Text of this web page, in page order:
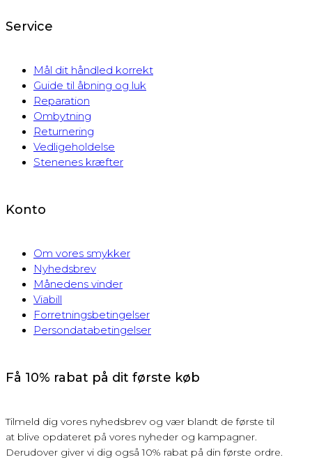
Service
Mål dit håndled korrekt
Guide til åbning og luk
Reparation
Ombytning
Returnering
Vedligeholdelse
Stenenes kræfter
Konto
Om vores smykker
Nyhedsbrev
Månedens vinder
Viabill
Forretningsbetingelser
Persondatabetingelser
Få 10% rabat på dit første køb
Tilmeld dig vores nyhedsbrev og vær blandt de første til
at blive opdateret på vores nyheder og kampagner.
Derudover giver vi dig også 10% rabat på din første ordre.